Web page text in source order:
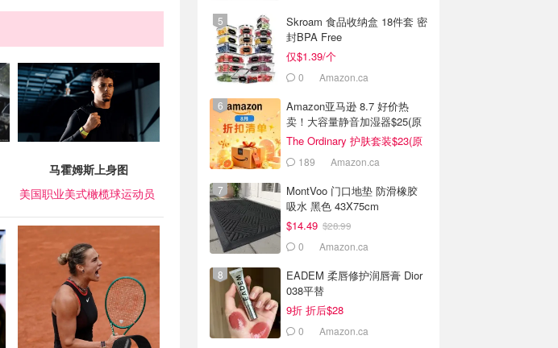
马霍姆斯上身图
美国职业美式橄榄球运动员
Skroam 食品收纳盒 18件套 密
封BPA Free
仅$1.39/个
0 Amazon.ca
Amazon亚马逊 8.7 好价热
卖！大容量静音加湿器$25(原
$60)
The Ordinary 护肤套装$23(原
$41)189 Amazon.ca
MontVoo 门口地垫 防滑橡胶
吸水 黑色 43X75cm
$14.49 $28.99
0 Amazon.ca
EADEM 柔唇修护润唇膏 Dior
038平替
9折 折后$28
0 Amazon.ca